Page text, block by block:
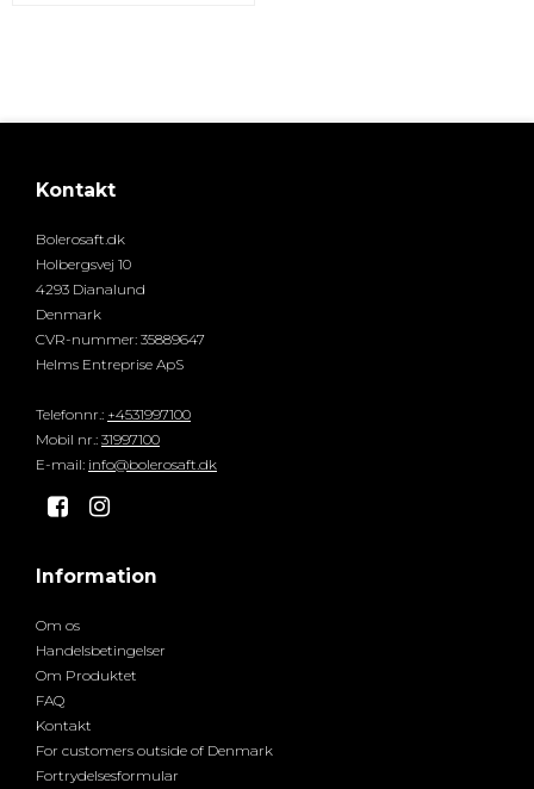
Kontakt
Bolerosaft.dk
Holbergsvej 10
4293 Dianalund
Denmark
CVR-nummer: 35889647
Helms Entreprise ApS
Telefonnr.: +4531997100
Mobil nr.: 31997100
E-mail: info@bolerosaft.dk
Information
Om os
Handelsbetingelser
Om Produktet
FAQ
Kontakt
For customers outside of Denmark
Fortrydelsesformular